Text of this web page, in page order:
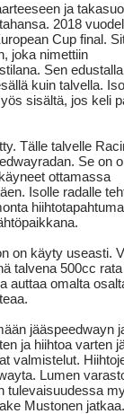
ja
2018
Cup final.
joka nimettiin
Sen
kuin talvella.
sisältä, jos keli
Tälle talvelle
Se on
ottamassa
Isolle radalle
on käyty useasti.
talvena 500cc
auttaa omalta
jääspeedwayn
ja hiihtoa varten
valmistelut.
Lumen
tulevaisuudessa
Mustonen jatkaa.